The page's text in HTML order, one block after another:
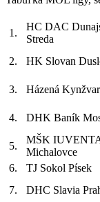
1.
HC DAC
Streda
2. HK Slovan
3. Házená
4. DHK Baník
5.
MŠK
Michalovce
6.
TJ Sokol Písek
7.
DHC Slavia